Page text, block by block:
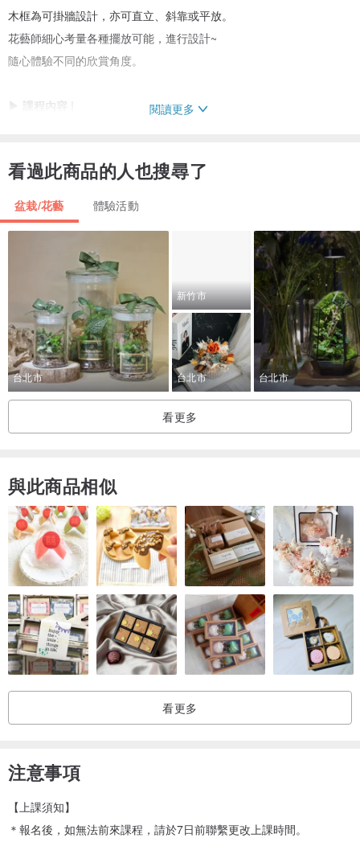
木框為可掛牆設計，亦可直立、斜靠或平放。
花藝師細心考量各種擺放可能，進行設計~
隨心體驗不同的欣賞角度。
▶ 課程內容 |
插作 - 歐式花藝插作理論說明、插花實作、細節調整。
．課程包含
專業教學、可吊掛木框、永生花材、乾燥花材、高仿真人造花材、耗
材、現場工具使用、成品簡易包裝，
若有送禮需求請提前詢問。
課程皆附贈甜點一份。
．作品尺寸 17 x 17 x 10含花朵高度（長x寬x高／公分)
．所需時間 2小時
．開班限制 一人即可預約上課，不需配合團體班。
．適合對象 18歲以上
．不需要水分，避免日曬及潮濕環境，以免導致發霉及加速褪色的情
況發生，應放置於陰涼且通風的環境。
閱讀更多
看過此商品的人也搜尋了
盆栽/花藝 體驗活動
台北市
新竹市
台北市 台北市
看更多
與此商品相似
看更多
注意事項
【上課須知】
＊報名後，如無法前來課程，請於7日前聯繫更改上課時間。